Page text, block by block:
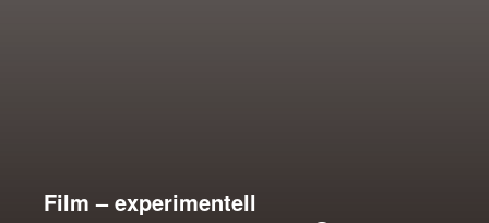
Film – experimentell